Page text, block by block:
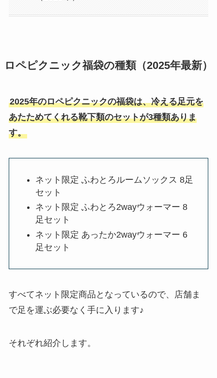
ロペピクニック福袋の種類（2025年最新）
2025年のロペピクニックの福袋は、冷える足元を
あたためてくれる靴下類のセットが3種類ありま
す。
ネット限定 ふわとろルームソックス 8足
セット
ネット限定 ふわとろ2wayウォーマー 8
足セット
ネット限定 あったか2wayウォーマー 6
足セット
すべてネット限定商品となっているので、店舗ま
で足を運ぶ必要なく手に入ります♪
それぞれ紹介します。